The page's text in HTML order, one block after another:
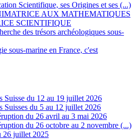
Scientifique, ses Origines et ses (...)
AUX MATHEMATIQUES
SCIENTIFIQUE
des trésors archéologiques sous-
sous-marine en France, c'est
Suisse du 12 au 19 juillet 2026
Suisses du 5 au 12 juillet 2026
du 26 avril au 3 mai 2026
du 26 octobre au 2 novembre (...)
26 juillet 2025